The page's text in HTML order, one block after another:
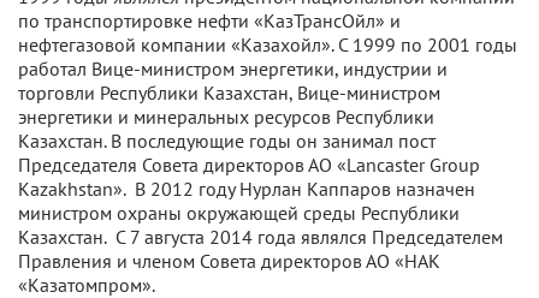
по транспортировке нефти «КазТрансОйл» и
нефтегазовой компании «Казахойл». С 1999 по 2001 годы
работал Вице-министром энергетики, индустрии и
торговли Республики Казахстан, Вице-министром
энергетики и минеральных ресурсов Республики
Казахстан. В последующие годы он занимал пост
Председателя Совета директоров АО «Lancaster Group
Kazakhstan». В 2012 году Нурлан Каппаров назначен
министром охраны окружающей среды Республики
Казахстан. С 7 августа 2014 года являлся Председателем
Правления и членом Совета директоров АО «НАК
«Казатомпром».